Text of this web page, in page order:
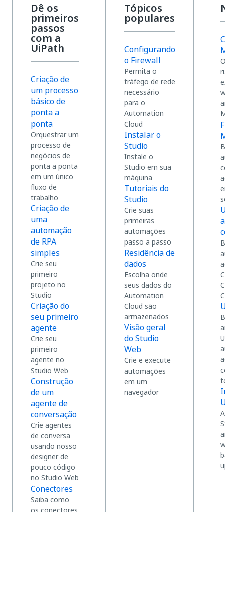
Dê os
primeiros
passos
com a
UiPath
Criação de
um processo
básico de
ponta a
ponta
Orquestrar um
processo de
negócios de
ponta a ponta
em um único
fluxo de
trabalho
Criação de
uma
automação
de RPA
simples
Crie seu
primeiro
projeto no
Studio
Criação do
seu primeiro
agente
Crie seu
primeiro
agente no
Studio Web
Construção
de um
agente de
conversação
Crie agentes
de conversa
usando nosso
designer de
pouco código
no Studio Web
Conectores
Saiba como
os conectores
Tópicos
populares
Configurando
o Firewall
Permita o
tráfego de rede
necessário
para o
Automation
Cloud
Instalar o
Studio
Instale o
Studio em sua
máquina
Tutoriais do
Studio
Crie suas
primeiras
automações
passo a passo
Residência de
dados
Escolha onde
seus dados do
Automation
Cloud são
armazenados
Visão geral
do Studio
Web
Crie e execute
automações
em um
navegador